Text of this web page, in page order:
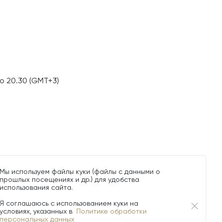
20.30 (GMT+3)
Мы используем файлы куки (файлы с данными о
прошлых посещениях и др.) для удобства
использования сайта.
Я соглашаюсь с использованием куки на
условиях, указанных в Политике обработки
персональных данных